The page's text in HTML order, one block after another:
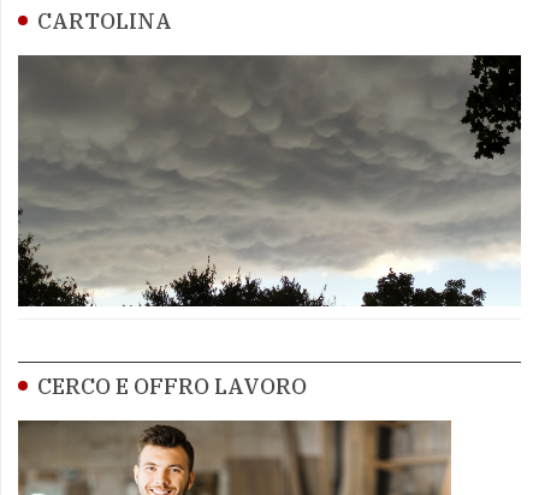
CARTOLINA
CERCO E OFFRO LAVORO